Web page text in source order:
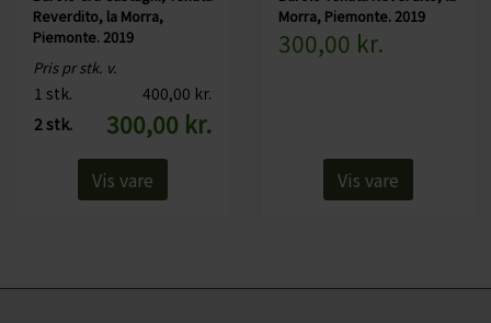
Reverdito, la Morra,
Piemonte. 2019
Pris pr stk. v.
1 stk.
400,00 kr.
2 stk.
300,00 kr.
Vis vare
Morra, Piemonte. 2019
300,00 kr.
Vis vare